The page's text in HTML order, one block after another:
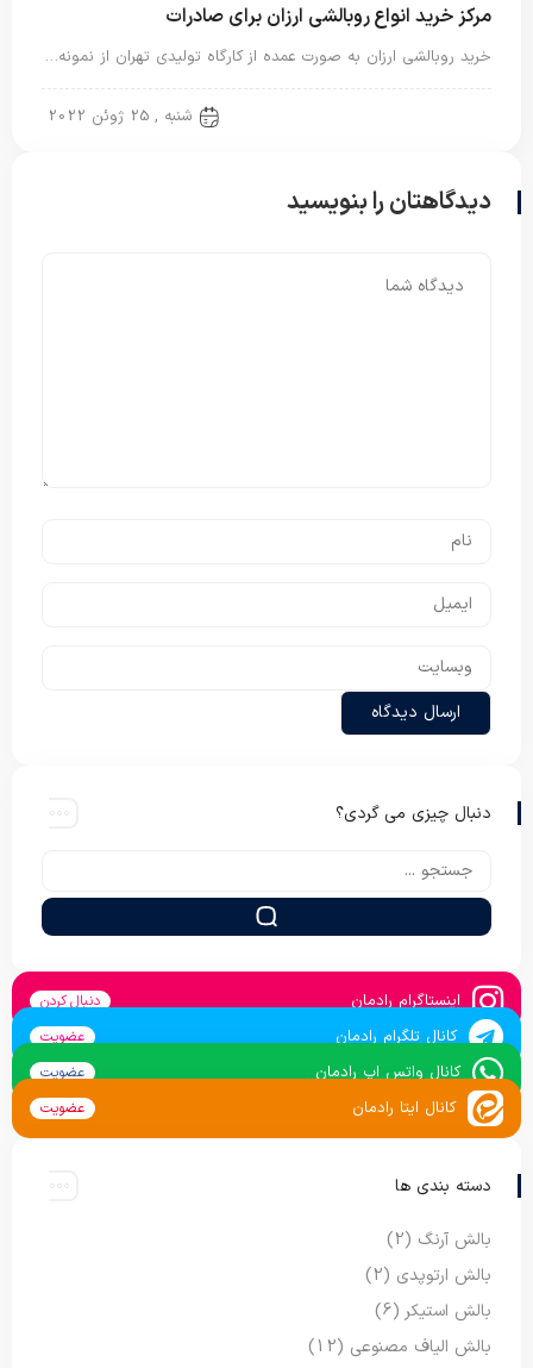
مرکز خرید انواع روبالشی ارزان برای صادرات
خرید روبالشی ارزان به صورت عمده از کارگاه تولیدی تهران از نمونه…
شنبه , 25 ژوئن 2022
دیدگاهتان را بنویسید
دنبال چیزی می گردی؟
اینستاگرام رادمان دنبال کردن
کانال تلگرام رادمان عضویت
کانال واتس اپ رادمان عضویت
کانال ایتا رادمان عضویت
دسته بندی ها
بالش آرنگ (2)
بالش ارتوپدی (2)
بالش استیکر (6)
بالش الیاف مصنوعی (12)